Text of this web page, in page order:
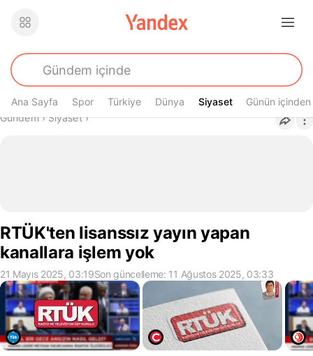
Ana Sayfa Spor Türkiye Dünya Siyaset
Siyaset Günün içinden
Buradasın
Gündem› Siyaset›
RTÜK'ten lisanssız yayın yapan
kanallara işlem yok
21 Mayıs 2025, 03:19Son güncelleme: 11 Ağustos 2025, 03:33